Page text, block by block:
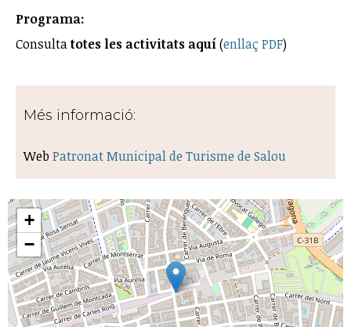
Programa:
Consultatotes les activitats aquí(enllaç PDF)
Més informació:
Web Patronat Municipal de Turisme de Salou
+
−